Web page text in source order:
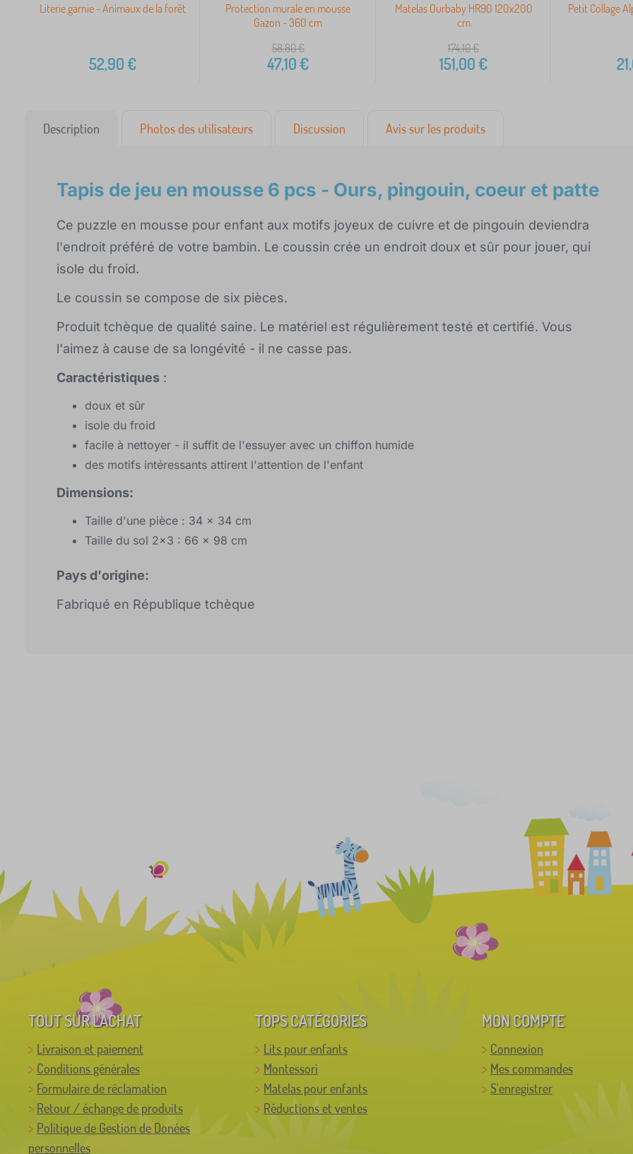
Literie garnie - Animaux de la forêt
52,90€
Protection murale en mousse
Gazon - 360 cm
58,80€
47,10€
Matelas Ourbaby HR90 120x200
cm
174,10€
151,00€
Petit Collage
Description Photos des utilisateurs Discussion Avis sur les produits
Tapis de jeu en mousse 6 pcs - Ours, pingouin, coeur et patte
Ce puzzle en mousse pour enfant aux motifs joyeux de cuivre et de pingouin deviendra
l'endroit préféré de votre bambin. Le coussin crée un endroit doux et sûr pour jouer, qui
isole du froid.
Le coussin se compose de six pièces.
Produit tchèque de qualité saine. Le matériel est régulièrement testé et certifié. Vous
l'aimez à cause de sa longévité - il ne casse pas.
Caractéristiques :
doux et sûr
isole du froid
facile à nettoyer - il suffit de l'essuyer avec un chiffon humide
des motifs intéressants attirent l'attention de l'enfant
Dimensions:
Taille d'une pièce : 34 x 34 cm
Taille du sol 2x3 : 66 x 98 cm
Pays d'origine:
Fabriqué en République tchèque
TOUT SUR L'ACHAT
Livraison et paiement
Conditions générales
Formulaire de réclamation
Retour / échange de produits
Politique de Gestion de Donées
personnelles
TOPS CATÉGORIES
Lits pour enfants
Montessori
Matelas pour enfants
Réductions et ventes
MON COMPTE
Connexion
Mes commandes
S'enregistrer